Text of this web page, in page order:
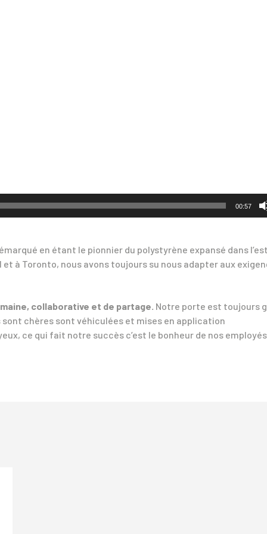
00:57
en étant le pionnier du polystyrène expansé dans
à Toronto, nous avons toujours su nous adapter aux
collaborative et de partage. Notre porte est toujours
chères sont véhiculées et mises en application
ce qui fait notre succès c’est le bonheur de nos employés.